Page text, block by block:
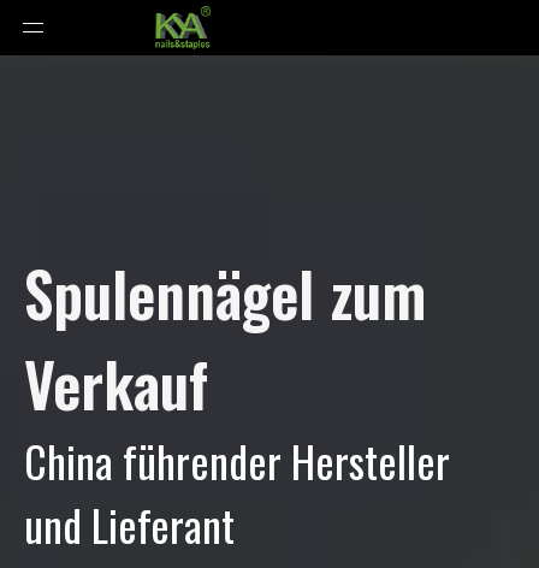
Spulennägel zum
Verkauf
China führender Hersteller
und Lieferant